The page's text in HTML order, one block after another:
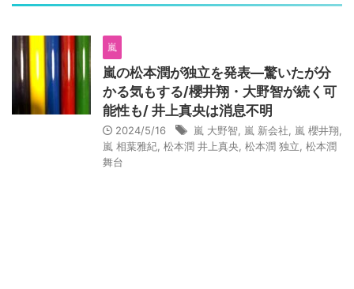
嵐
嵐の松本潤が独立を発表―驚いたが分
かる気もする/櫻井翔・大野智が続く可
能性も/ 井上真央は消息不明
2024/5/16 嵐 大野智 嵐 新会社 嵐 櫻井翔
嵐 相葉雅紀 松本潤 井上真央 松本潤 独立 松本潤
舞台